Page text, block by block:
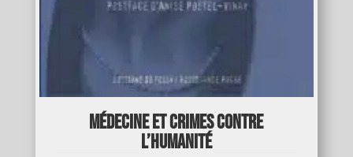
Médecine et crimes contre
l’humanité